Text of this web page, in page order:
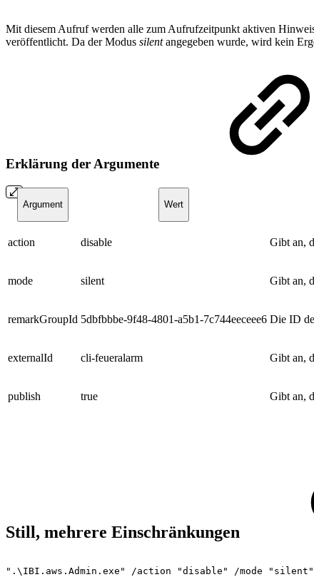
Mit diesem Aufruf werden alle zum Aufrufzeitpunkt aktiven
veröffentlicht. Da der Modus silentangegeben wurde, wird kein
Erklärung der Argumente
Argument Wert
action disable Gibt an,
mode silent Gibt an,
remarkGroupId 5dbfbbbe-9f48-4801-a5b1-7c744eeceee6 Die ID
externalId cli-feueralarm Gibt an,
publish true Gibt an,
Still, mehrere Einschränkungen
".\IBI.aws.Admin.exe" /action "disable" /mode "silent"